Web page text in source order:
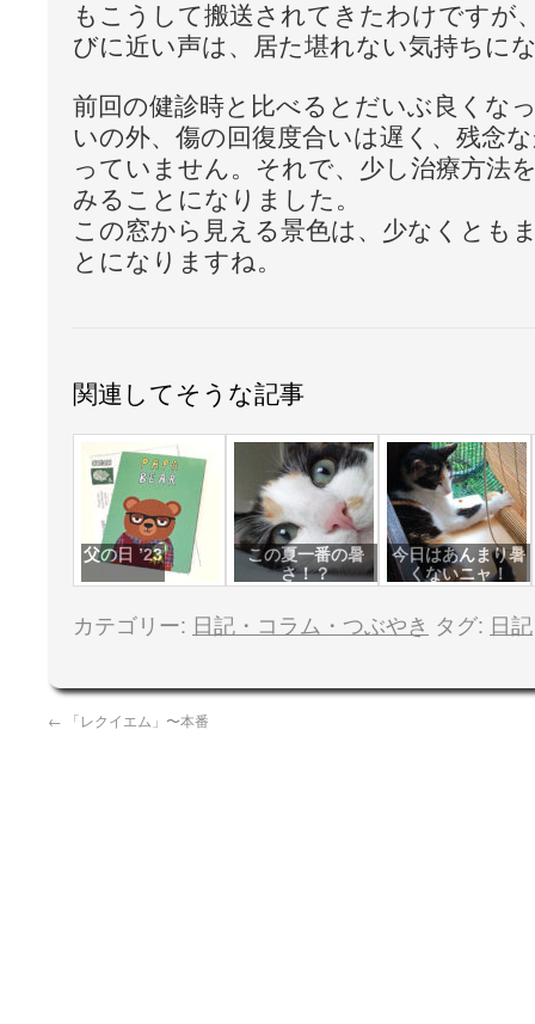
もこうして搬送されてきたわけですが
びに近い声は、居た堪れない気持ちに
前回の健診時と比べるとだいぶ良くな
いの外、傷の回復度合いは遅く、残念
っていません。それで、少し治療方法
みることになりました。
この窓から見える景色は、少なくとも
とになりますね。
関連してそうな記事
父の日 ’23
この夏一番の暑
さ！？
今日はあんまり暑
くないニャ！
カテゴリー: 日記・コラム・つぶやき タグ: 日記
← 「レクイエム」〜本番